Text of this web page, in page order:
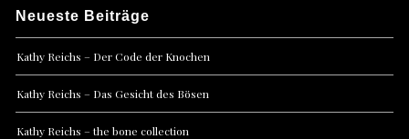
Neueste Beiträge
Kathy Reichs – Der Code der Knochen
Kathy Reichs – Das Gesicht des Bösen
Kathy Reichs – the bone collection